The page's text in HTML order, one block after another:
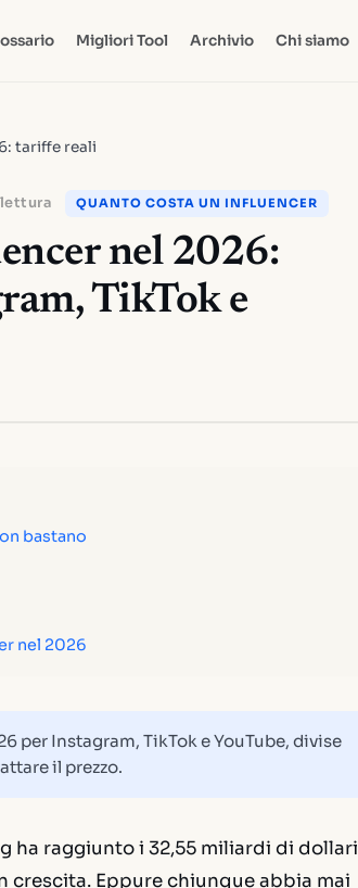
Migliori Tool Archivio Chi siamo
tariffe reali
QUANTO COSTA UN INFLUENCER
nel 2026:
TikTok e
bastano
nel 2026
per Instagram, TikTok e YouTube, divise
il prezzo.
ha raggiunto i 32,55 miliardi di dollari
crescita. Eppure chiunque abbia mai